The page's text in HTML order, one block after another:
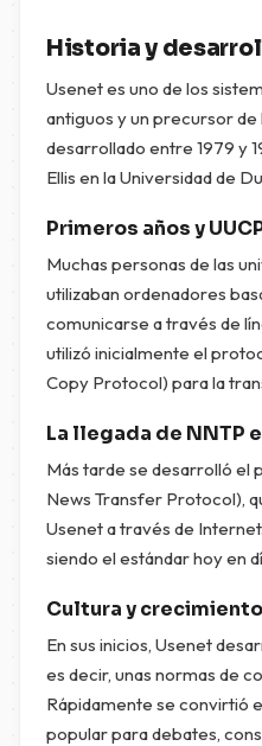
Historia y
Usenet es uno de los
antiguos y un precursor de
desarrollado entre 1979 y
Ellis en la Universidad de
Primeros años y
Muchas personas de las
utilizaban ordenadores
comunicarse a través de
utilizó inicialmente el
Copy Protocol) para la
La llegada de NNTP
Más tarde se desarrolló
News Transfer Protocol),
Usenet a través de
siendo el estándar hoy en
Cultura y
En sus inicios, Usenet
es decir, unas normas de
Rápidamente se convirtió
popular para debates,